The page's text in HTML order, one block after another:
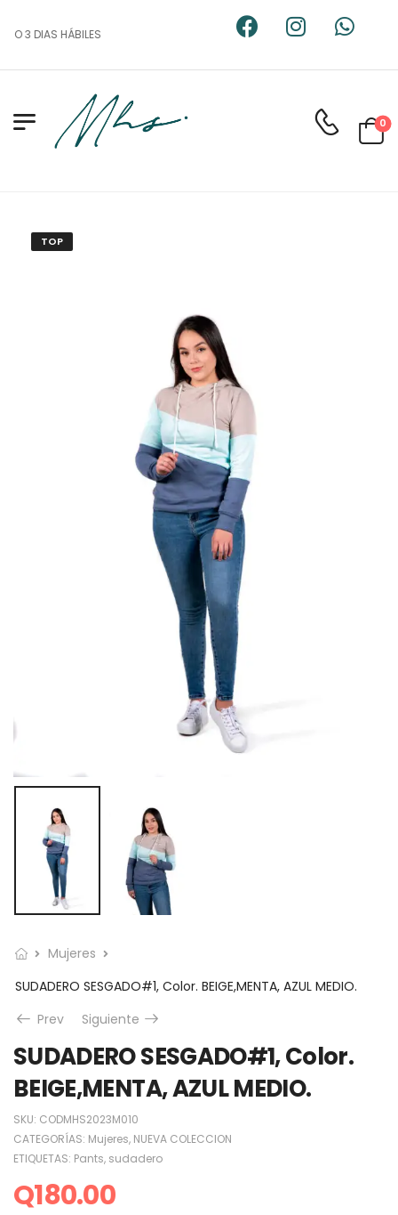
3 DIAS HÁBILES
0
TOP
Mujeres
SUDADERO SESGADO#1, Color. BEIGE,MENTA, AZUL MEDIO.
Prev
Siguiente
SUDADERO SESGADO#1, Color.
BEIGE,MENTA, AZUL MEDIO.
SKU: CODMHS2023M010
CATEGORÍAS: Mujeres, NUEVA COLECCION
ETIQUETAS: Pants, sudadero
Q180.00